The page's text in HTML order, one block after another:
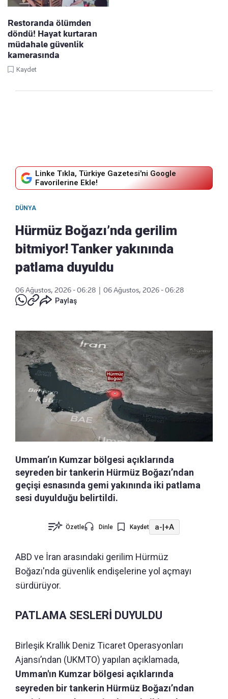
Restoranda ölümden
döndü! Hayat kurtaran
müdahale güvenlik
kamerasında
Kaydet
Linke Tıkla, Türkiye Gazetesi'ni Google
Favorilerine Ekle!
DÜNYA
Hürmüz Boğazı’nda gerilim
bitmiyor! Tanker yakınında
patlama duyuldu
06 Ağustos, 2026 - 06:28
06 Ağustos, 2026 - 06:28
Paylaş
Umman’ın Kumzar bölgesi açıklarında
seyreden bir tankerin Hürmüz Boğazı’ndan
geçişi esnasında gemi yakınında iki patlama
sesi duyulduğu belirtildi.
Özetle Dinle Kaydet a-|+A
ABD ve İran arasındaki gerilim Hürmüz
Boğazı'nda güvenlik endişelerine yol açmayı
sürdürüyor.
PATLAMA SESLERİ DUYULDU
Birleşik Krallık Deniz Ticaret Operasyonları
Ajansı’ndan (UKMTO) yapılan açıklamada,
Umman'ın Kumzar bölgesi açıklarında
seyreden bir tankerin Hürmüz Boğazı’ndan